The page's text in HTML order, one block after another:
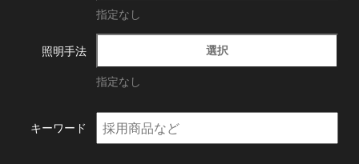
指定なし
照明手法 選択
指定なし
キーワード